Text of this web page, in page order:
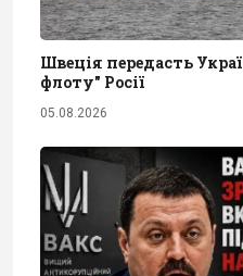
Швеція передасть
флоту" Росії
05.08.2026